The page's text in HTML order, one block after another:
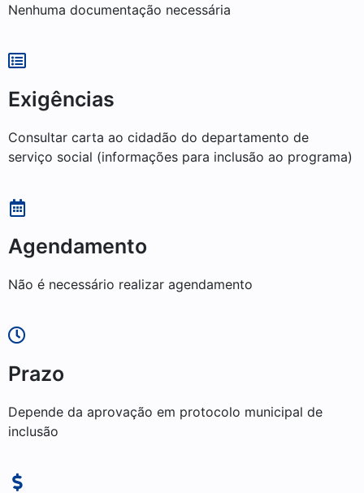
Nenhuma documentação necessária
Exigências
Consultar carta ao cidadão do departamento de
serviço social (informações para inclusão ao programa)
Agendamento
Não é necessário realizar agendamento
Prazo
Depende da aprovação em protocolo municipal de
inclusão